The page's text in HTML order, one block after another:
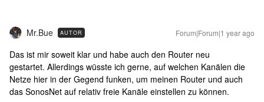
Mr.Bue AUTOR Forum|Forum|1 year ago
Das ist mir soweit klar und habe auch den Router neu
gestartet. Allerdings wüsste ich gerne, auf welchen Kanälen die
Netze hier in der Gegend funken, um meinen Router und auch
das SonosNet auf relativ freie Kanäle einstellen zu können.